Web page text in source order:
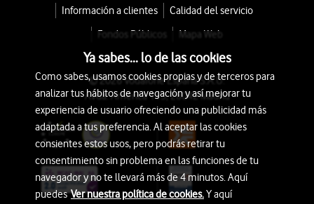
Información a clientes
Calidad del servicio
Fondos Públicos
Mapa Web
© 2026 Vodafone España S.A.U.
Avda. América 115, 28042 Madrid
Ya sabes... lo de las cookies
Como sabes, usamos cookies propias y de terceros para
analizar tus hábitos de navegación y así mejorar tu
experiencia de usuario ofreciendo una publicidad más
adaptada a tus preferencia. Al aceptar las cookies
consientes estos usos, pero podrás retirar tu
consentimiento sin problema en las funciones de tu
navegador y no te llevará más de 4 minutos. Aquí
puedesVer nuestra política de cookies.Y aquí